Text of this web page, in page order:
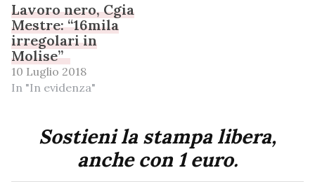
Lavoro nero, Cgia
Mestre: “16mila
irregolari in
Molise”
10 Luglio 2018
In "In evidenza"
Sostieni la stampa libera,
anche con 1 euro.